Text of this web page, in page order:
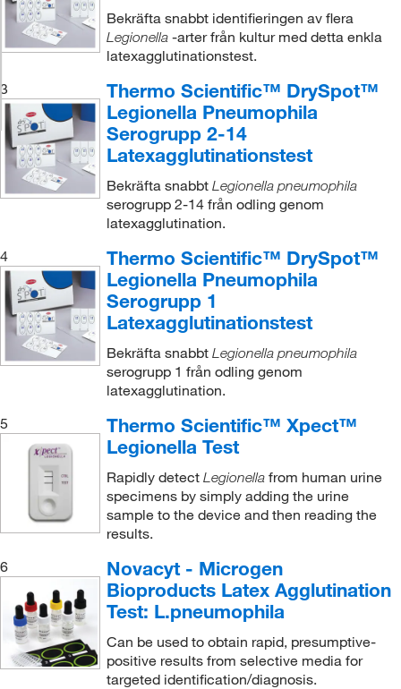
Bekräfta snabbt identifieringen av flera
Legionella-arter från kultur med detta enkla
latexagglutinationstest.
3
Thermo Scientific™ DrySpot™
Legionella Pneumophila
Serogrupp 2-14
Latexagglutinationstest
Bekräfta snabbt Legionella pneumophila
serogrupp 2-14 från odling genom
latexagglutination.
4
Thermo Scientific™ DrySpot™
Legionella Pneumophila
Serogrupp 1
Latexagglutinationstest
Bekräfta snabbt Legionella pneumophila
serogrupp 1 från odling genom
latexagglutination.
5
Thermo Scientific™ Xpect™
Legionella Test
Rapidly detect Legionellafrom human urine
specimens by simply adding the urine
sample to the device and then reading the
results.
6
Novacyt - Microgen
Bioproducts Latex Agglutination
Test: L.pneumophila
Can be used to obtain rapid, presumptive-
positive results from selective media for
targeted identification/diagnosis.